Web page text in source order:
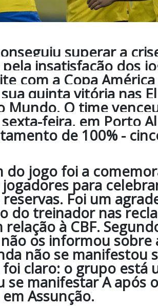
superar a
pela insatisfação dos
com a Copa
quinta vitória nas
Mundo. O time
feira, em Porto
de 100% -
do jogo foi a
para
Foi um
do treinador nas
à CBF.
os informou sobre
não se manifestou
foi claro: o grupo está
se manifestar A após
Assunção.